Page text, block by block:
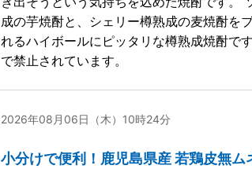
成の芋焼酎と、シェリー樽熟成の麦焼酎を
れるハイボールにピッタリな樽熟成焼酎で
で禁止されています。
2026年08月06日（木）10時24分
小分けで便利！鹿児島県産 若鶏皮無